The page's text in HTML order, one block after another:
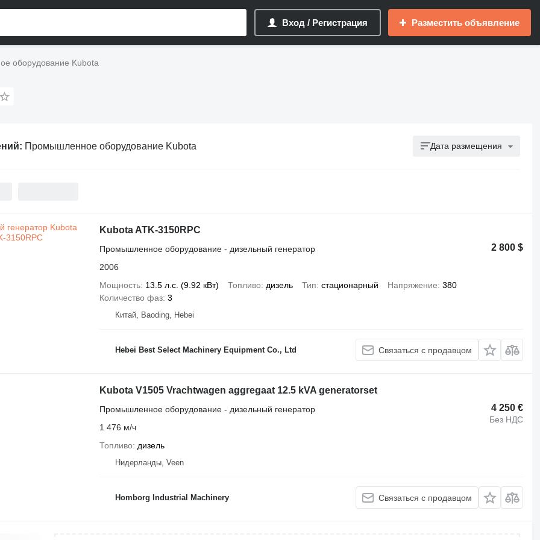
Вход / Регистрация Разместить объявление
оборудование Kubota
Промышленное оборудование Kubota Дата размещения
Kubota ATK-3150RPC
2 800 $
Промышленное оборудование - дизельный генератор
2006
Мощность 13.5 л.с. (9.92 кВт) Топливо дизель Тип стационарный Напряжение 380
Количество фаз 3
Китай, Baoding, Hebei
Hebei Best Select Machinery Equipment Co., Ltd Связаться с продавцом
Kubota V1505 Vrachtwagen aggregaat 12.5 kVA generatorset
4 250 €
Без НДС
Промышленное оборудование - дизельный генератор
1 476 м/ч
Топливо
дизель
Нидерланды, Veen
Homborg Industrial Machinery Связаться с продавцом